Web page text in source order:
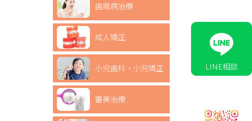
歯周病治療
成人矯正
小児歯科・小児矯正
審美治療
LINE相談